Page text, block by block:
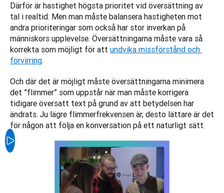
Därför är hastighet högsta prioritet vid översättning av
tal i realtid. Men man måste balansera hastigheten mot
andra prioriteringar som också har stor inverkan på
människors upplevelse. Översättningarna måste vara så
korrekta som möjligt för att undvika missförstånd och
förvirring.
Och där det är möjligt måste översättningarna minimera
det ”flimmer” som uppstår när man måste korrigera
tidigare översatt text på grund av att betydelsen har
ändrats. Ju lägre flimmerfrekvensen är, desto lättare är det
för någon att följa en konversation på ett naturligt sätt.